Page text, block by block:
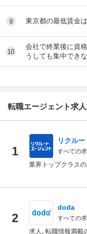
っただけです。 富
9 東京都の最低賃金
10
会社で終業後に資
うしても集中でき
す。 うちの会社は
転職エージェント求
1
リクル
すべての
業界トップクラス
2
doda
すべての
求人､転職情報満載